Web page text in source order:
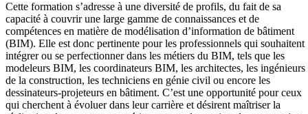
Cette formation s’adresse à une diversité de profils, du fait de sa
capacité à couvrir une large gamme de connaissances et de
compétences en matière de modélisation d’information de bâtiment
(BIM). Elle est donc pertinente pour les professionnels qui souhaitent
intégrer ou se perfectionner dans les métiers du BIM, tels que les
modeleurs BIM, les coordinateurs BIM, les architectes, les ingénieurs
de la construction, les techniciens en génie civil ou encore les
dessinateurs-projeteurs en bâtiment. C’est une opportunité pour ceux
qui cherchent à évoluer dans leur carrière et désirent maîtriser la